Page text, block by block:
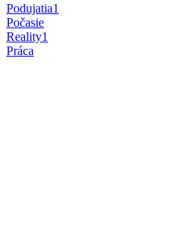
Podujatia1
Počasie
Reality1
Práca